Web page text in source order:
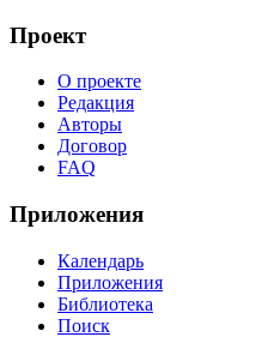
Проект
О проекте
Редакция
Авторы
Договор
FAQ
Приложения
Календарь
Приложения
Библиотека
Поиск